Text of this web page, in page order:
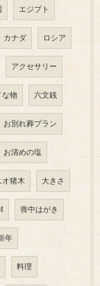
エジプト
カナダ ロシア
アクセサリー
な物 六文銭
お別れ葬プラン
お清めの塩
オ猪木 大きさ
喪中はがき
年
料理